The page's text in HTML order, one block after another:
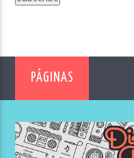
PÁGINAS